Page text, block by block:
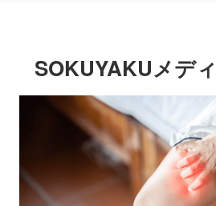
SOKUYAKUメデ